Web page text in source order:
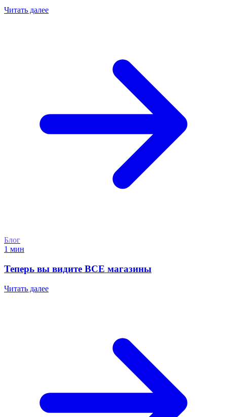
Читать далее
Блог
1 мин
Теперь вы видите ВСЕ магазины
Читать далее